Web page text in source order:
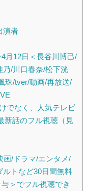
演者
月12日＜長谷川博己/
乃/川口春奈/松下洸
珠/tver/動画/再放送/
でなく、人気テレビ
新話のフル視聴（見
/ドラマ/エンタメ/
トなど30日間無料
＞でフル視聴でき